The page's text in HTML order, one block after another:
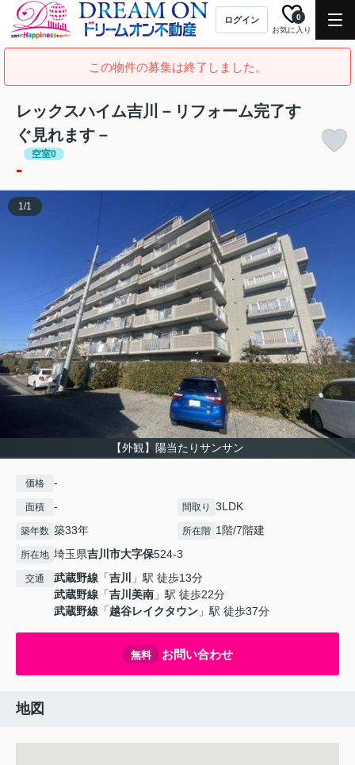
ログイン
お気に入り
0
この物件の募集は終了しました。
レックスハイム吉川－リフォーム完了す
ぐ見れます－
空室0
-
【外観】陽当たりサンサン
1/1
価格 -
面積 - 間取り 3LDK
築年数 築33年 所在階 1階/7階建
所在地 埼玉県吉川市大字保524-3
交通 武蔵野線 「吉川
」駅 徒歩13分
武蔵野線 「吉川美南 」駅 徒歩22分
武蔵野線 「越谷レイクタウン 」駅 徒歩37分
無料 お問い合わせ
地図